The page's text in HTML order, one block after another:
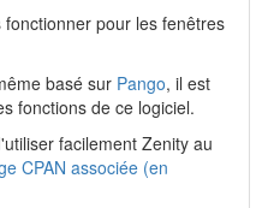
pour les fenêtres
basé sur Pango, il est
fonctions de ce logiciel.
facilement Zenity au
CPAN associée (en